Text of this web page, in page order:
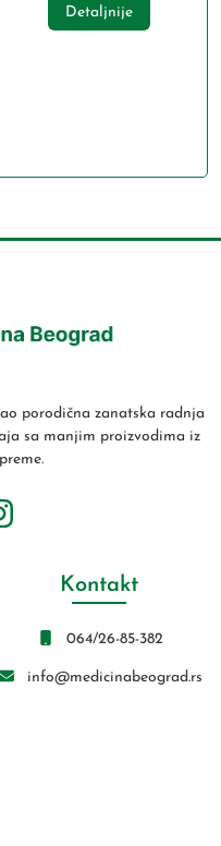
Detaljnije
porodična zanatska radnja
sa manjim proizvodima iz
Kontakt
064/26-85-382
info@medicinabeograd.rs